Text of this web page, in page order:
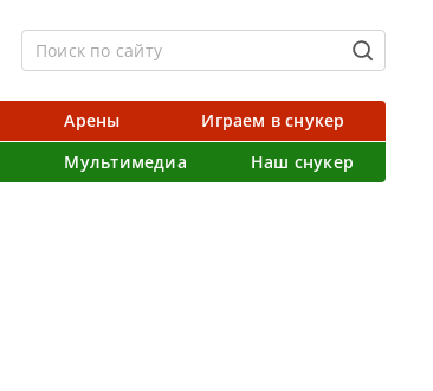
Арены
Играем в снукер
Мультимедиа Наш снукер